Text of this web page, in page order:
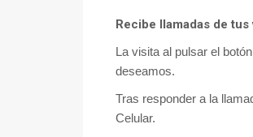
Recibe llamadas de tus
La visita al pulsar el
deseamos.
Tras responder a la
Celular.